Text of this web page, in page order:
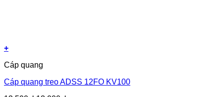
+
Cáp quang
Cáp quang treo ADSS 12FO KV100